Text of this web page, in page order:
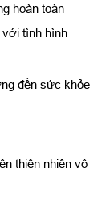
hoàn toàn
với tình hình
đến sức khỏe
thiên nhiên vô